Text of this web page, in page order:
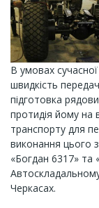
В умовах сучасної
швидкість
підготовка
протидія йому на
транспорту для
виконання цього
«Богдан 6317» та
Черкасах.